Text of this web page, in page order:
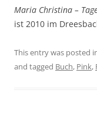
Maria Christina –
ist 2010 im
This entry was posted
and tagged Buch, Pink,